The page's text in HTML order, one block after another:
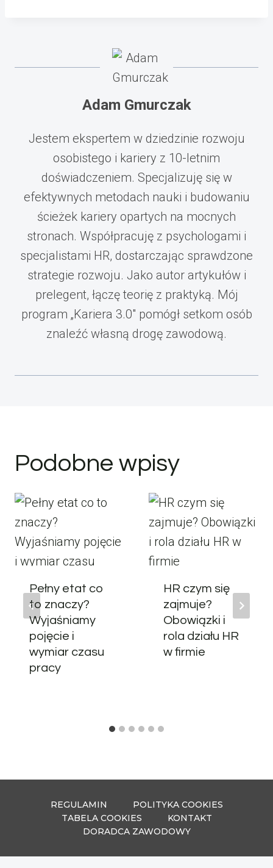
Adam Gmurczak
Jestem ekspertem w dziedzinie rozwoju
osobistego i kariery z 10-letnim
doświadczeniem. Specjalizuję się w
efektywnych metodach nauki i budowaniu
ścieżek kariery opartych na mocnych
stronach. Współpracuję z psychologami i
specjalistami HR, dostarczając sprawdzone
strategie rozwoju. Jako autor artykułów i
prelegent, łączę teorię z praktyką. Mój
program „Kariera 3.0" pomógł setkom osób
znaleźć własną drogę zawodową.
Podobne wpisy
Pełny etat co
to znaczy?
Wyjaśniamy
pojęcie i
wymiar czasu
pracy
HR czym się
zajmuje?
Obowiązki i
rola działu HR
w firmie
REGULAMIN
POLITYKA COOKIES
TABELA COOKIES
KONTAKT
DORADCA ZAWODOWY